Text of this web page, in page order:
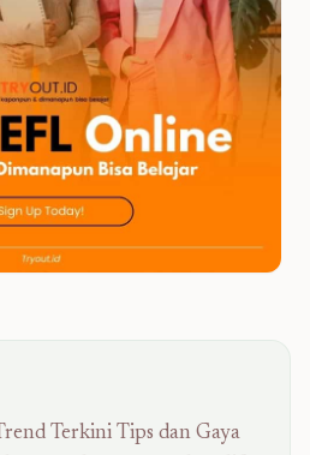
Terkini Tips dan Gaya